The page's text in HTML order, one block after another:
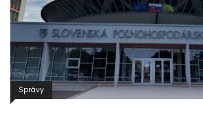
Správy